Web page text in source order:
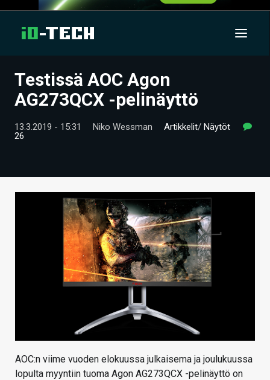
UUTISET
VIDEOT
TIETOA
VAIHDA TEEMA
Testissä AOC Agon
AG273QCX -pelinäyttö
13.3.2019 - 15:31 Niko Wessman Artikkelit/ Näytöt
26
AOC:n viime vuoden elokuussa julkaisema ja joulukuussa
lopulta myyntiin tuoma Agon AG273QCX -pelinäyttö on